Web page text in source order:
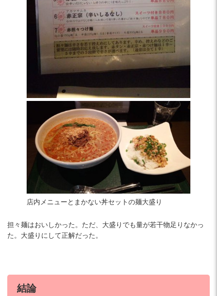
店内メニューとまかない丼セットの麺大盛り
担々麺はおいしかった。ただ、大盛りでも量が若干物足りなかっ
た。大盛りにして正解だった。
結論